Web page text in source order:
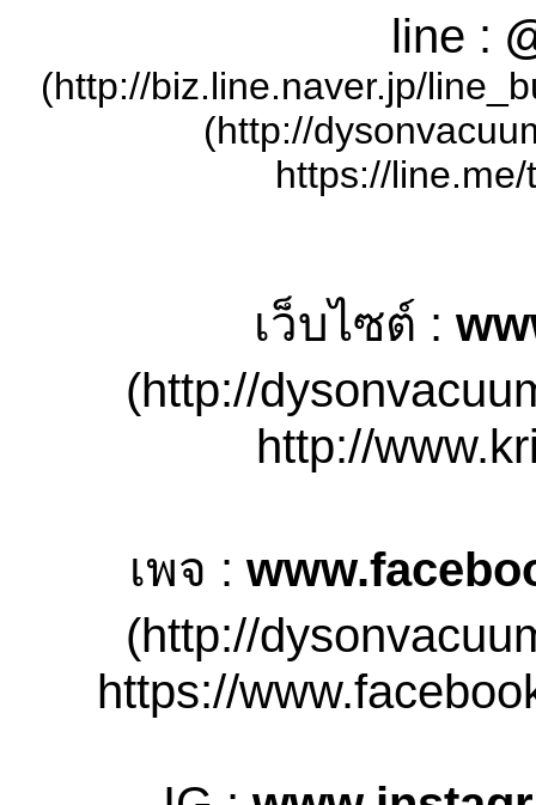
line :
(http://biz.line.naver.jp/
(http://
https://
เว็บไซต์ :
(http://
http://
เพจ :
(http://
https://